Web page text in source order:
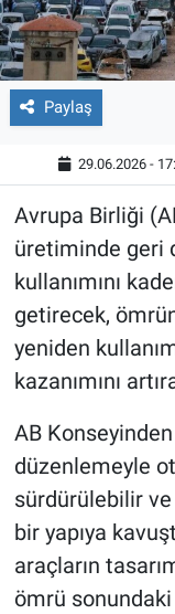
Paylaş
29.06.2026 -
Avrupa Birliği
üretiminde geri
kullanımını
getirecek,
yeniden
kazanımını
AB
düzenlemeyle
sürdürülebilir ve
bir yapıya
araçların
ömrü